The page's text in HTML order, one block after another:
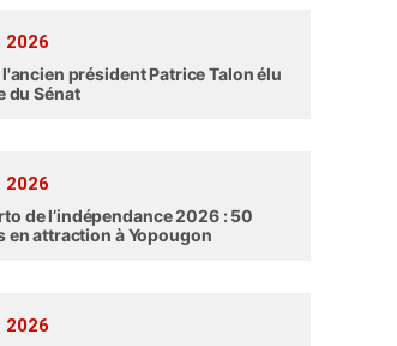
2026
l'ancien président Patrice Talon élu
du Sénat
2026
de l’indépendance 2026 : 50
en attraction à Yopougon
2026